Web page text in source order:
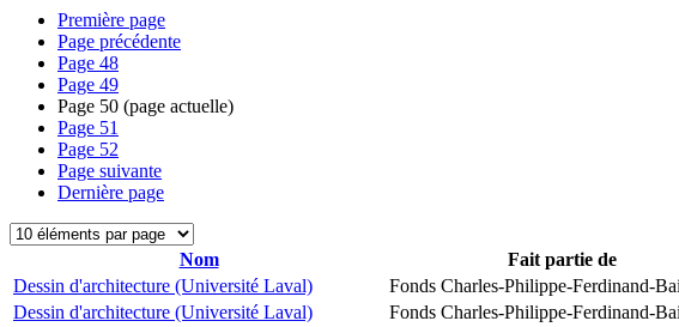
Première page
Page précédente
Page 48
Page 49
Page 50 (page actuelle)
Page 51
Page 52
Page suivante
Dernière page
Nom Fait partie de
Dessin d'architecture (Université Laval)
Fonds Charles-Philippe-Ferdinand-
Dessin d'architecture (Université Laval)
Fonds Charles-Philippe-Ferdinand-